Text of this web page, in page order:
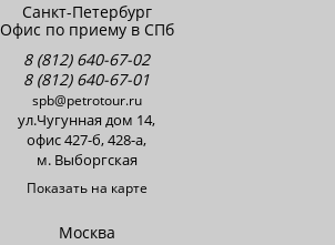
Санкт-Петербург
Офис по приему в СПб
8 (812) 640-67-02
8 (812) 640-67-01
spb@petrotour.ru
ул.Чугунная дом 14,
офис 427-б, 428-a,
м. Выборгская
Показать на карте
Москва